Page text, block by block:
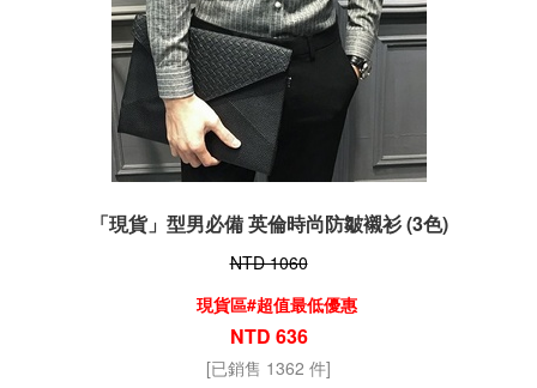
「現貨」型男必備 英倫時尚防皺襯衫 (3色)
NTD 1060
現貨區#超值最低優惠
NTD 636
[已銷售 1362 件]